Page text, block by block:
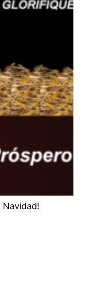
Navidad!